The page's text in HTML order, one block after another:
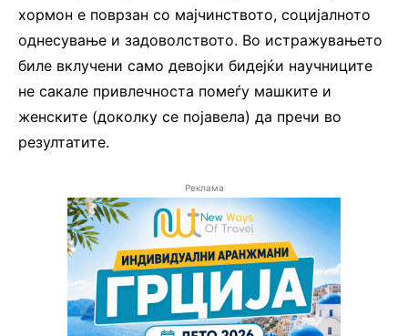
хормон е поврзан со мајчинството, социјалното
однесување и задоволството. Во истражувањето
биле вклучени само девојки бидејќи научниците
не сакале привлечноста помеѓу машките и
женските (доколку се појавела) да пречи во
резултатите.
Реклама